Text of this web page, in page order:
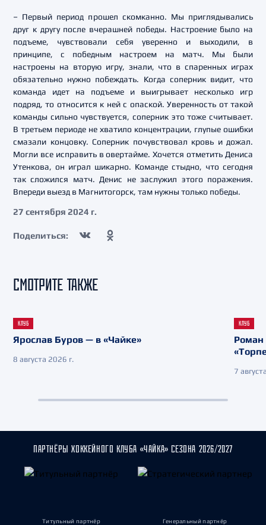
– Первый период прошел скомканно. Мы приглядывались
друг к другу после вчерашней победы. Настроение было на
подъеме, чувствовали себя уверенно и выходили, в
принципе, с победным настроем на матч. Мы были
настроены на вторую игру, знали, что в спаренных играх
обязательно нужно побеждать. Когда соперник видит, что
команда идет на подъеме и выигрывает несколько игр
подряд, то относится к ней с опаской. Уверенность от такой
команды сильно чувствуется, соперник это тоже считывает.
В третьем периоде не хватило концентрации, глупые ошибки
смазали концовку. Соперник почувствовал кровь и дожал.
Могли все исправить в овертайме. Хочется отметить Дениса
Утенкова, он играл шикарно. Команде стыдно, что сегодня
так сложился матч. Денис не заслужил этого поражения.
Впереди выезд в Магнитогорск, там нужны только победы.
27 сентября 2024 г.
Поделиться:
СМОТРИТЕ ТАКЖЕ
КЛУБ
Ярослав Буров — в «Чайке»
8 августа 2026 г.
КЛУБ
Роман
7
ПАРТНЁРЫ ХОККЕЙНОГО КЛУБА «ЧАЙКА» СЕЗОНА 2026/2027
Титульный партнёр Генеральный партнёр